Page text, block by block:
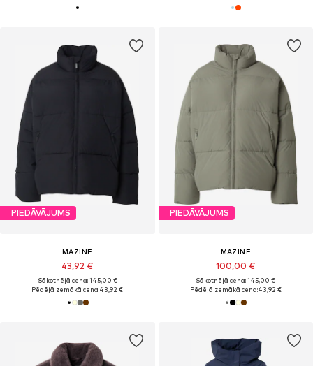
PIEDĀVĀJUMS
MAZINE
43,92 €
Sākotnējā cena: 145,00 €
Pēdējā zemākā cena:43,92 €
PIEDĀVĀJUMS
MAZINE
100,00 €
Sākotnējā cena: 145,00 €
Pēdējā zemākā cena:43,92 €